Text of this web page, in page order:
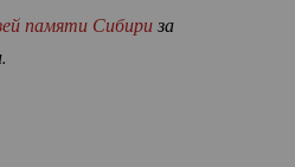
памяти Сибири за